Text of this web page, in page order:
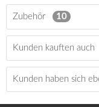
Zubehör 10
Kunden kauften auch
Kunden haben sich